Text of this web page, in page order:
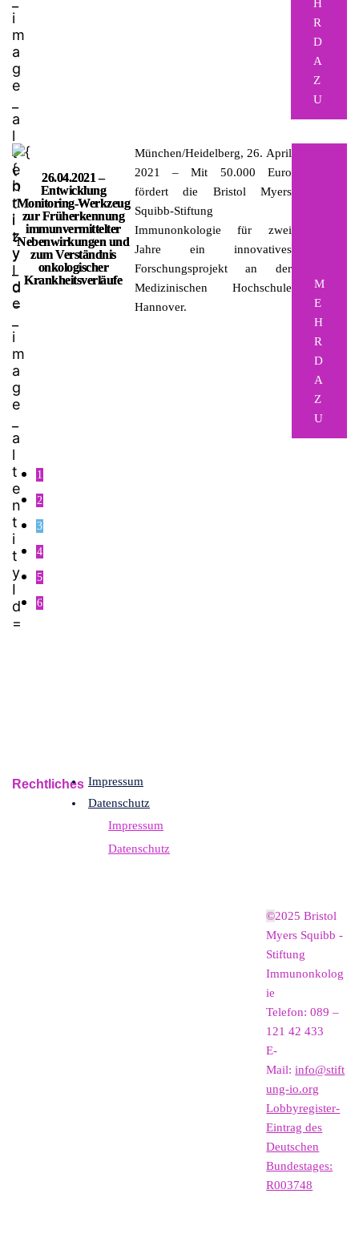
H
R
D
A
Z
U
26.04.2021 –
Entwicklung
Monitoring-Werkzeug
zur Früherkennung
immunvermittelter
Nebenwirkungen und
zum Verständnis
onkologischer
Krankheitsverläufe
München/Heidelberg, 26. April
2021
– Mit 50.000 Euro
fördert die Bristol Myers
Squibb-Stiftung
Immunonkologie für zwei
Jahre ein innovatives
Forschungsprojekt an der
Medizinischen Hochschule
Hannover.
M
E
H
R
D
A
Z
U
1
2
3
4
5
6
Rechtliches Impressum
Datenschutz
Impressum
Datenschutz
©2025 Bristol
Myers Squibb -
Stiftung
Immunonkolog
ie
Telefon: 089 –
121 42 433
E-
Mail:info@stift
ung-io.org
Lobbyregister-
Eintrag des
Deutschen
Bundestages:
R003748